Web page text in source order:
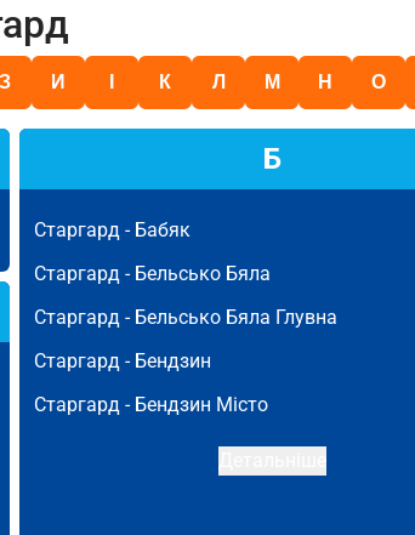
З И К Л М Н О
Б
Старгард - Бабяк
Старгард - Бельсько Бяла
Старгард - Бельсько Бяла Глувна
Старгард - Бендзин
Старгард - Бендзин Місто